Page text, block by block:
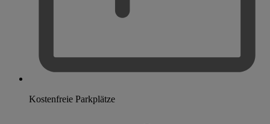
Kostenfreie Parkplätze